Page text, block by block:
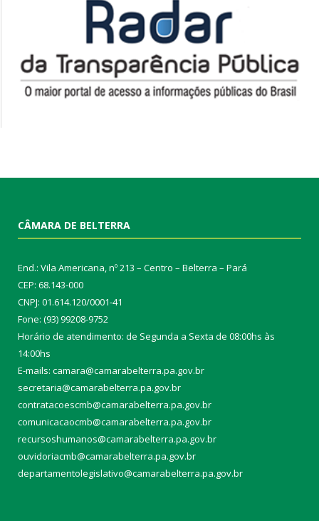
CÂMARA DE BELTERRA
End.: Vila Americana, nº 213 – Centro – Belterra – Pará
CEP: 68.143-000
CNPJ: 01.614.120/0001-41
Fone: (93) 99208-9752
Horário de atendimento: de Segunda a Sexta de 08:00hs às
14:00hs
E-mails: camara@camarabelterra.pa.gov.br
secretaria@camarabelterra.pa.gov.br
contratacoescmb@camarabelterra.pa.gov.br
comunicacaocmb@camarabelterra.pa.gov.br
recursoshumanos@camarabelterra.pa.gov.br
ouvidoriacmb@camarabelterra.pa.gov.br
departamentolegislativo@camarabelterra.pa.gov.br